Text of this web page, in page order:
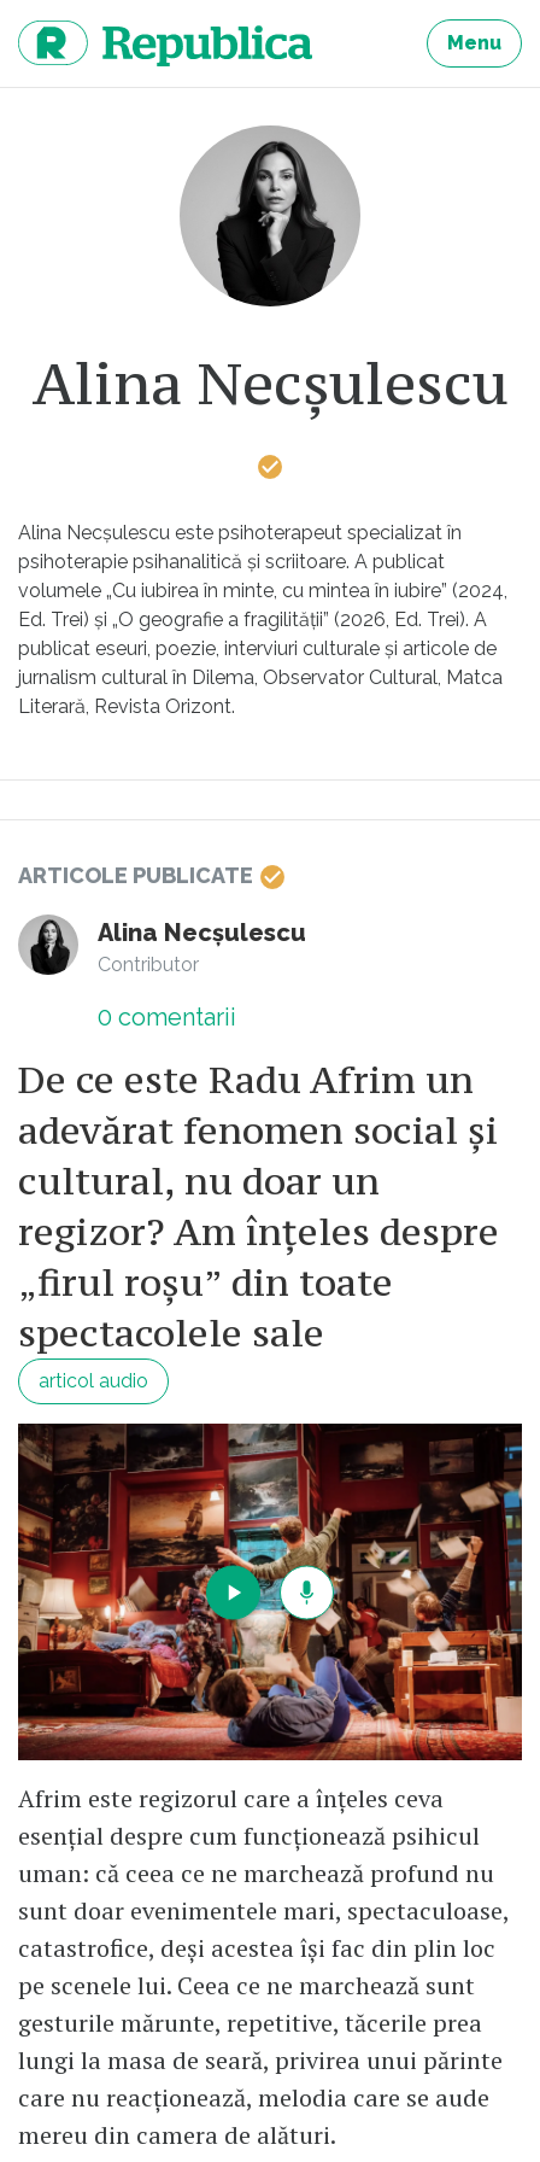
continut
Menu
Alina Necșulescu
Alina Necșulescu este psihoterapeut specializat în
psihoterapie psihanalitică și scriitoare. A publicat
volumele „Cu iubirea în minte, cu mintea în iubire” (2024,
Ed. Trei) și „O geografie a fragilității” (2026, Ed. Trei). A
publicat eseuri, poezie, interviuri culturale și articole de
jurnalism cultural în Dilema, Observator Cultural, Matca
Literară, Revista Orizont.
ARTICOLE PUBLICATE
Alina Necșulescu
Contributor
0 comentarii
De ce este Radu Afrim un
adevărat fenomen social și
cultural, nu doar un
regizor? Am înțeles despre
„firul roșu” din toate
spectacolele sale
articol audio
Afrim este regizorul care a înțeles ceva
esențial despre cum funcționează psihicul
uman: că ceea ce ne marchează profund nu
sunt doar evenimentele mari, spectaculoase,
catastrofice, deși acestea își fac din plin loc
pe scenele lui. Ceea ce ne marchează sunt
gesturile mărunte, repetitive, tăcerile prea
lungi la masa de seară, privirea unui părinte
care nu reacționează, melodia care se aude
mereu din camera de alături.